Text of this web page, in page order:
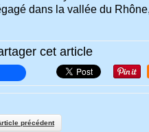
dans la vallée du
cet article
précédent